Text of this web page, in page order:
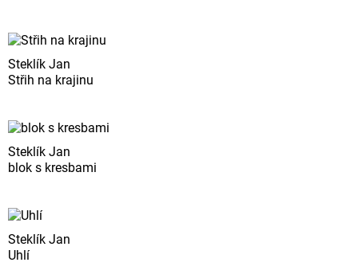
Steklík Jan
Střih na krajinu
Steklík Jan
blok s kresbami
Steklík Jan
Uhlí